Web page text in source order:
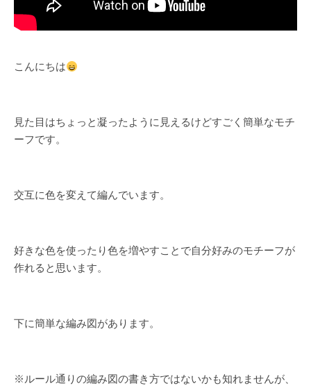
こんにちは
見た目はちょっと凝ったように見えるけどすごく簡単なモチ
ーフです。
交互に色を変えて編んでいます。
好きな色を使ったり色を増やすことで自分好みのモチーフが
作れると思います。
下に簡単な編み図があります。
※ルール通りの編み図の書き方ではないかも知れませんが、